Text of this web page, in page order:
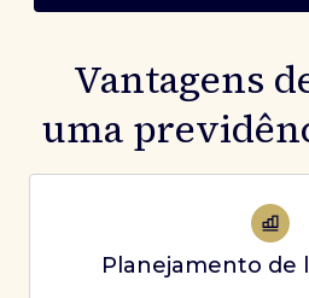
Vantagens
uma
Planejamento de